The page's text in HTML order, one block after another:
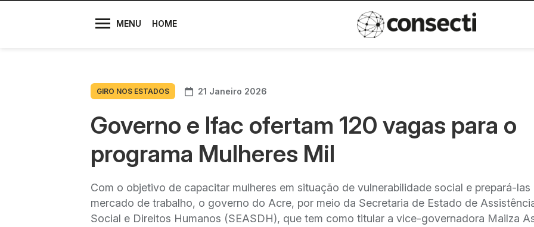
MENU HOME
Diretores
Política de
GIRO NOS ESTADOS 21 Janeiro 2026
Governo e Ifac ofertam 120 vagas para o
programa Mulheres Mil
Com o objetivo de capacitar mulheres em situação de vulnerabilidade social e prepará-las
mercado de trabalho, o governo do Acre, por meio da Secretaria de Estado de
Social e Direitos Humanos (SEASDH), que tem como titular a vice-governadora Mailza